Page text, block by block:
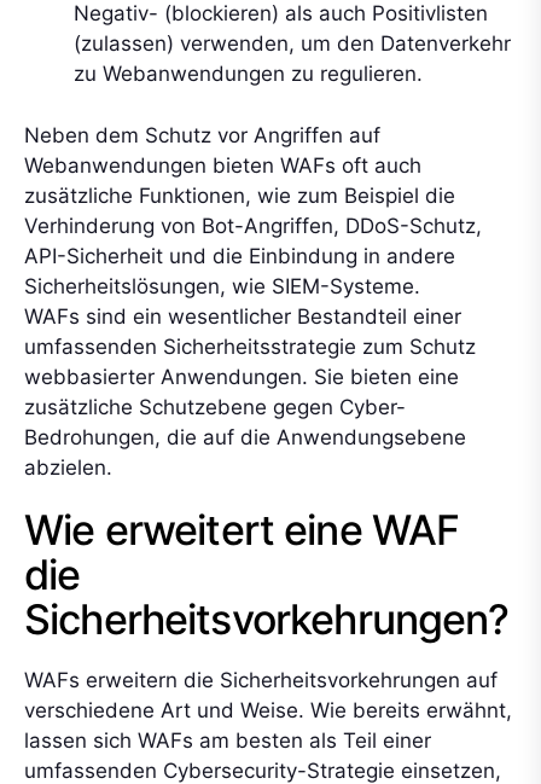
Negativ- (blockieren) als auch Positivlisten
(zulassen) verwenden, um den Datenverkehr
zu Webanwendungen zu regulieren.
Neben dem Schutz vor Angriffen auf
Webanwendungen bieten WAFs oft auch
zusätzliche Funktionen, wie zum Beispiel die
Verhinderung von Bot-Angriffen, DDoS-Schutz,
API-Sicherheit und die Einbindung in andere
Sicherheitslösungen, wie SIEM-Systeme.
WAFs sind ein wesentlicher Bestandteil einer
umfassenden Sicherheitsstrategie zum Schutz
webbasierter Anwendungen. Sie bieten eine
zusätzliche Schutzebene gegen Cyber-
Bedrohungen, die auf die Anwendungsebene
abzielen.
Wie erweitert eine WAF
die
Sicherheitsvorkehrungen?
WAFs erweitern die Sicherheitsvorkehrungen auf
verschiedene Art und Weise. Wie bereits erwähnt,
lassen sich WAFs am besten als Teil einer
umfassenden Cybersecurity-Strategie einsetzen,